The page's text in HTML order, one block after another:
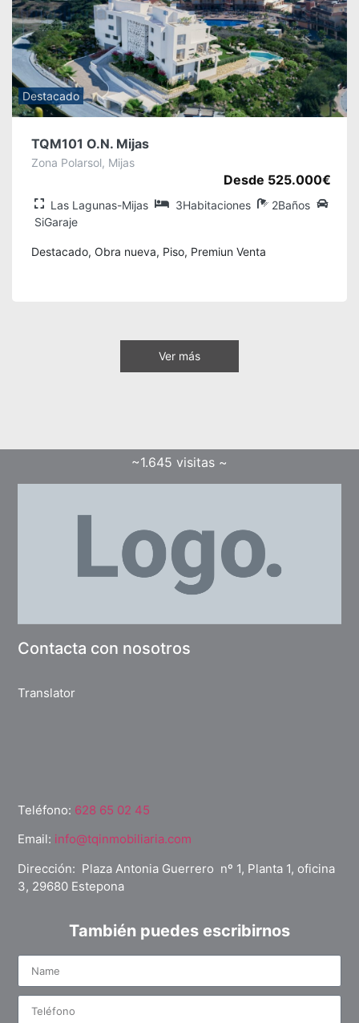
Desde 525.000€
Destacado
TQM101 O.N. Mijas
Zona Polarsol, Mijas
Las Lagunas-Mijas 3Habitaciones
2Baños
SiGaraje
Destacado, Obra nueva, Piso, Premiun Venta
Ver más
~1.645 visitas ~
Contacta con nosotros
Translator
Teléfono: 628 65 02 45
Email: info@tqinmobiliaria.com
Dirección: Plaza Antonia Guerrero nº 1, Planta 1, oficina
3, 29680 Estepona
También puedes escribirnos